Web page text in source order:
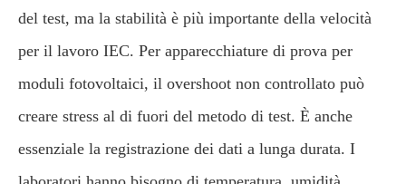
del test, ma la stabilità è più importante della velocità
per il lavoro IEC. Per apparecchiature di prova per
moduli fotovoltaici, il overshoot non controllato può
creare stress al di fuori del metodo di test. È anche
essenziale la registrazione dei dati a lunga durata. I